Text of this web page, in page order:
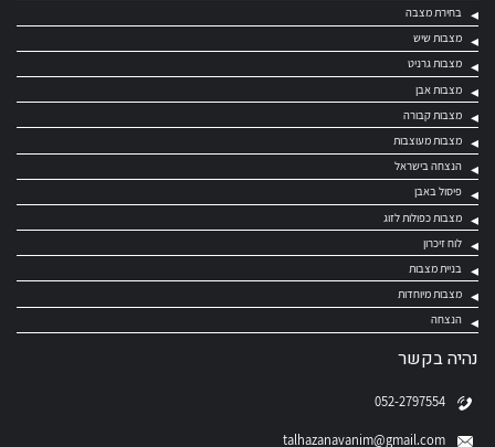
בחירת מצבה
מצבות שיש
מצבות גרניט
מצבות אבן
מצבות קבורה
מצבות מעוצבות
הנצחה בישראל
פיסול באבן
מצבות כפולות לזוג
לוח זיכרון
בניית מצבות
מצבות מיוחדות
הנצחה
נהיה בקשר
052-2797554
talhazanavanim@gmail.com